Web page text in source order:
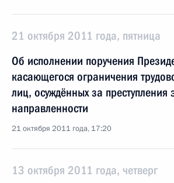
21 октября 2011 года, пятница
Об исполнении поручения
касающегося ограничения
лиц, осуждённых за преступления
направленности
21 октября 2011 года, 17:20
13 октября 2011 года, четверг